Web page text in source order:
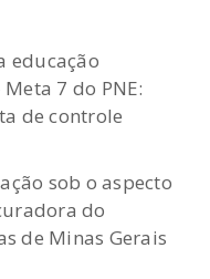
educação
7 do PNE:
de controle
sob o aspecto
do
de Minas Gerais